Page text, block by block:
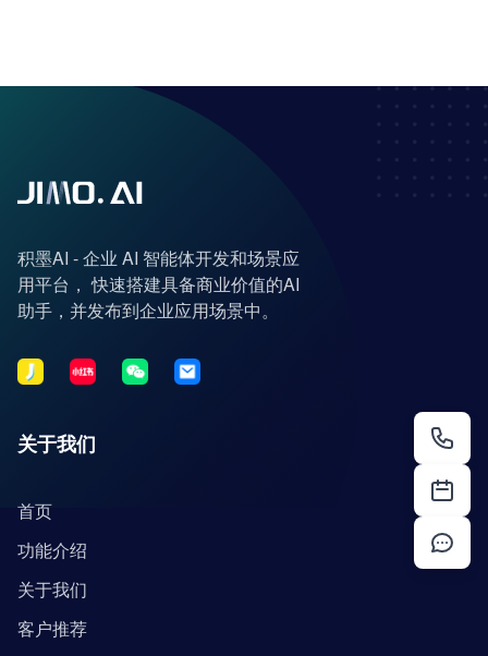
积墨AI - 企业 AI 智能体开发和场景应
用平台， 快速搭建具备商业价值的AI
助手，并发布到企业应用场景中。
关于我们
首页
功能介绍
关于我们
客户推荐